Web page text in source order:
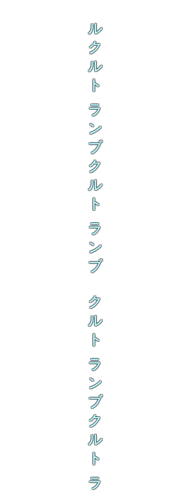
ル
ク
ル
ト
ラ
ン
ブ
ク
ル
ト
ラ
ン
ブ
ク
ル
ト
ラ
ン
ブ
ク
ル
ト
ラ